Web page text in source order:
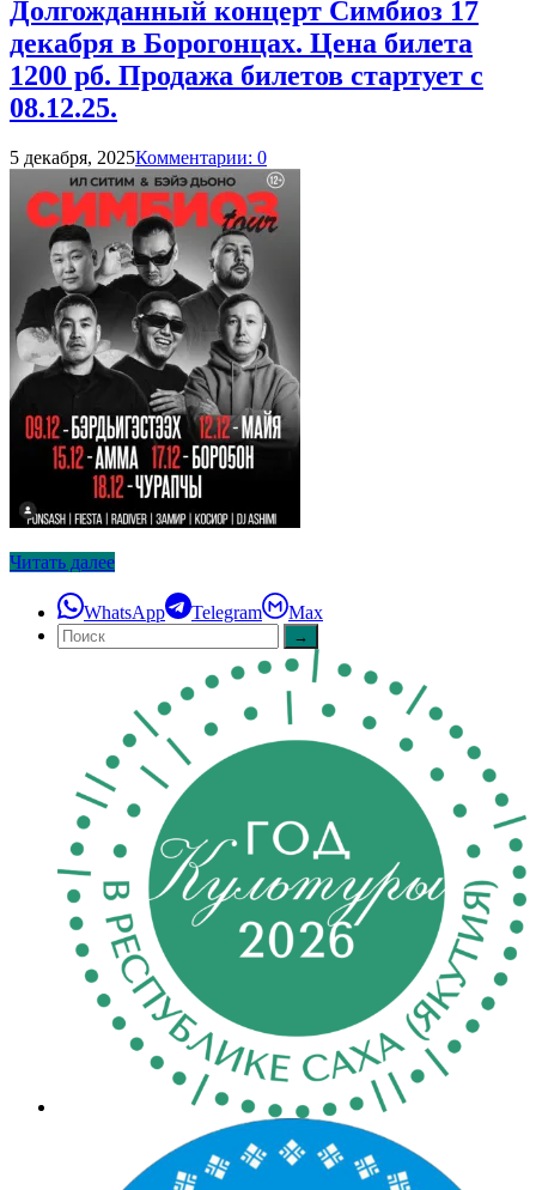
Долгожданный концерт Симбиоз 17
декабря в Борогонцах. Цена билета
1200 рб. Продажа билетов стартует с
08.12.25.
5 декабря, 2025Комментарии: 0
Читать далее
WhatsApp Telegram Max